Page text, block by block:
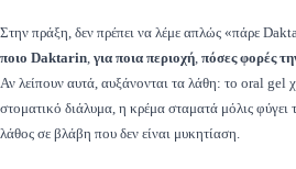
Στην πράξη, δεν πρέπει να λέμε απλώς «πάρε
ποιο Daktarin, για ποια περιοχή, πόσες φορές
Αν λείπουν αυτά, αυξάνονται τα λάθη: το oral gel
στοματικό διάλυμα, η κρέμα σταματά μόλις φύγει
λάθος σε βλάβη που δεν είναι μυκητίαση.